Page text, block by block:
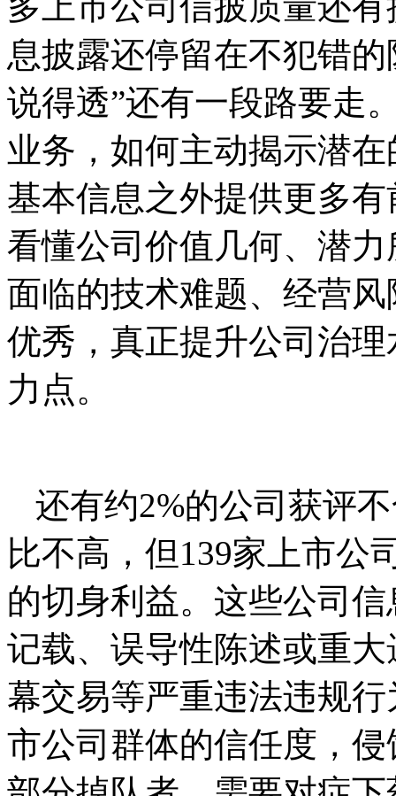
息披露还停留在不犯错
说得透”还有一段路要走
业务，如何主动揭示潜
基本信息之外提供更多
看懂公司价值几何、潜
面临的技术难题、经营
优秀，真正提升公司治
力点。
还有约2%的公司获评
比不高，但139家上市公
的切身利益。这些公司
记载、误导性陈述或重
幕交易等严重违法违规
市公司群体的信任度，